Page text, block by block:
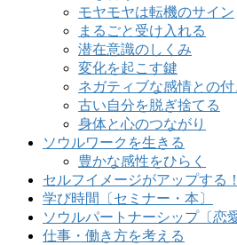
モヤモヤは転機のサイン
まるごと受け入れる
潜在意識のしくみ
変化を起こす鍵
ネガティブな感情との
古い自分を脱ぎ捨てる
身体と心のつながり
ソウルワークを生きる
豊かな感性をひらく
セルフイメージがアップする
学び時間〔セミナー・本〕
ソウルパートナーシップ〔恋
仕事・働き方を考える